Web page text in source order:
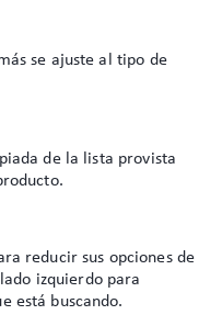
se ajuste al tipo de
de la lista provista
reducir sus opciones de
izquierdo para
está buscando.